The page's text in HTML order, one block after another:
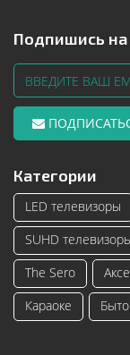
Подпишись
Категории
LED телевизоры
SUHD
The Sero
Караоке